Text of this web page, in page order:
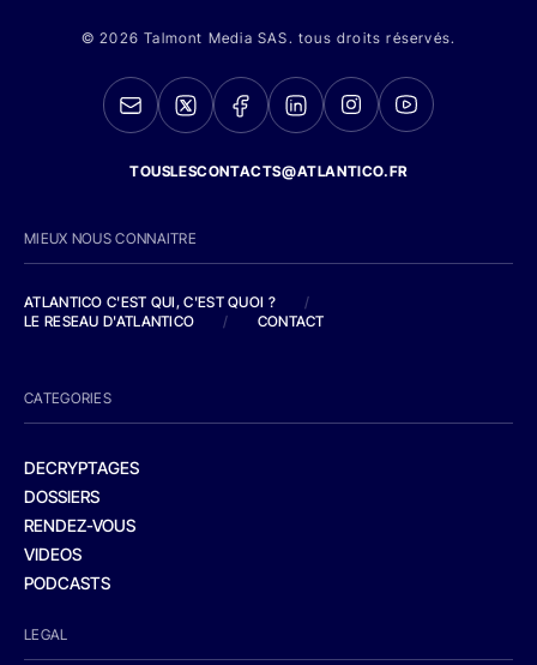
© 2026 Talmont Media SAS. tous droits réservés.
TOUSLESCONTACTS@ATLANTICO.FR
MIEUX NOUS CONNAITRE
ATLANTICO C'EST QUI, C'EST QUOI ?
/
LE RESEAU D'ATLANTICO
/ CONTACT
CATEGORIES
DECRYPTAGES
DOSSIERS
RENDEZ-VOUS
VIDEOS
PODCASTS
LEGAL